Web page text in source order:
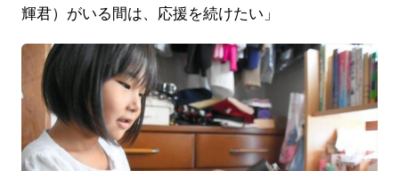
輝君）がいる間は、応援を続けたい」